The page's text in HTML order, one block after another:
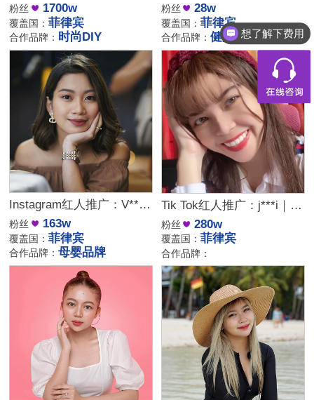
粉丝 1700w
覆盖国：菲律宾
合作品牌： 时尚DIY
粉丝 28w
覆盖国：菲律宾
合作品牌：健身
Instagram红人推广：V***N｜菲律宾 生活娱乐
粉丝 163w
覆盖国：菲律宾
合作品牌：母婴品牌
Tik Tok红人推广：j***i｜菲律宾 生活娱乐
粉丝 280w
覆盖国：菲律宾
合作品牌：
想了解下费用